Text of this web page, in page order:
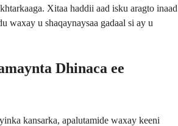
Xitaa haddii aad isku aragto inaad
waxay u shaqaynaysaa gadaal si ay u
Dhinaca ee
kansarka, apalutamide waxay keeni